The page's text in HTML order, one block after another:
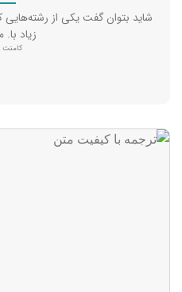
شاید بتوان گفت یکی از
زیاد
کامنت